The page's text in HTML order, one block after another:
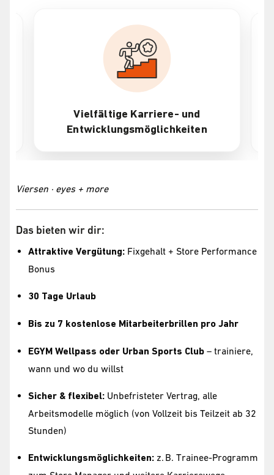
Vielfältige Karriere- und
Entwicklungsmöglichkeiten
Viersen · eyes + more
Das bieten wir dir:
Attraktive Vergütung: Fixgehalt + Store Performance
Bonus
30 Tage Urlaub
Bis zu 7 kostenlose Mitarbeiterbrillen pro Jahr
EGYM Wellpass oder Urban Sports Club – trainiere,
wann und wo du willst
Sicher & flexibel: Unbefristeter Vertrag, alle
Arbeitsmodelle möglich (von Vollzeit bis Teilzeit ab 32
Stunden)
Entwicklungsmöglichkeiten: z. B. Trainee-Programm